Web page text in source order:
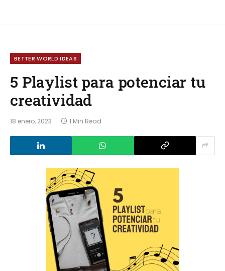
BETTER WORLD IDEAS
5 Playlist para potenciar tu
creatividad
18 enero, 2023 1 Min Read